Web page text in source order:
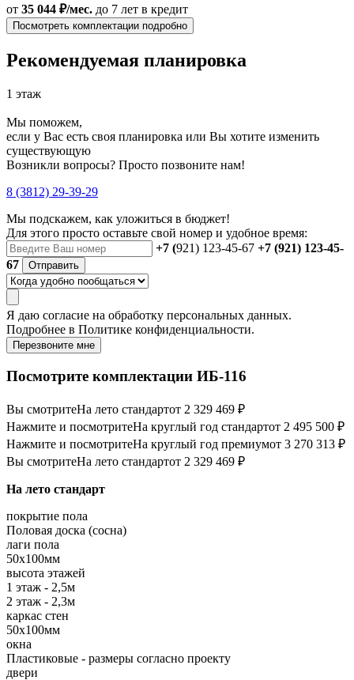
от 35 044 ₽/мес. до 7 лет в кредит
Посмотреть комплектации подробно
Рекомендуемая планировка
1 этаж
Мы поможем,
если у Вас есть своя планировка или Вы хотите изменить
существующую
Возникли вопросы? Просто позвоните нам!
8 (3812) 29-39-29
Мы подскажем, как уложиться в бюджет!
Для этого просто оставьте свой номер и удобное время:
+7 (921) 123-45-67 +7 (921) 123-45-
67
Отправить
Я даю согласие на обработку персональных данных.
Подробнее в Политике конфиденциальности.
Перезвоните мне
Посмотрите комплектации ИБ-116
Вы смотритеНа лето стандартот 2 329 469 ₽
Нажмите и посмотритеНа круглый год стандартот 2 495 500 ₽
Нажмите и посмотритеНа круглый год премиумот 3 270 313 ₽
Вы смотритеНа лето стандартот 2 329 469 ₽
На лето стандарт
покрытие пола
Половая доска (сосна)
лаги пола
50х100мм
высота этажей
1 этаж - 2,5м
2 этаж - 2,3м
каркас стен
50х100мм
окна
Пластиковые - размеры согласно проекту
двери